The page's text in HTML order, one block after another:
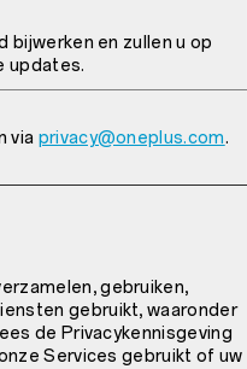
bijwerken en zullen u op
updates.
via privacy@oneplus.com.
gebruiken,
gebruikt, waaronder
de Privacykennisgeving
Services gebruikt of uw